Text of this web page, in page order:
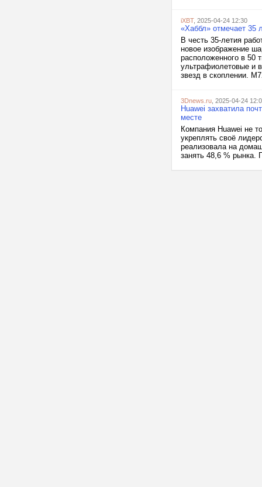
iXBT, 2025-04-24 12:30
«Хаббл» отмечает 35
В честь 35-летия
новое изображение
расположенного в 50
ультрафиолетовые и
звезд в скоплении.
3Dnews.ru , 2025-04-24
Huawei захватила
месте
Компания Huawei не
укреплять своё
реализовала на
занять 48,6 % рынка.